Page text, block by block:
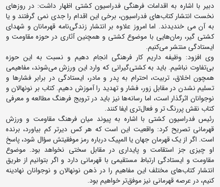
دبیر با اشاره به اقدامات فرهنگی فدراسیون کشتی اظهار داشت: در روزهای
نخست انتشار کتاب‌های فدراسیون، برخی این اقدام را جدی نمی گرفتند و یا
به آن می خندیدند. اما امروز علاوه بر انتشار زندگی‌نامه قهرمانان و شهدای
کشتی گیر، رمان‌هایی با موضوع کشتی و همچنین آثاری در حوزه مقاومت و
ایستادگی منتشر می‌کنیم.
وی افزود: وظیفه داریم کار فرهنگی انجام دهیم و نسبت به این حوزه
بی‌تفاوت نباشیم. باید به کشتی‌گیرانی که وارد این ورزش می‌شوند، مفاهیمی
همچون اخلاق، تربیت، احترام به پدر و مادر، ایستادگی در برابر فشارها و
تسلیم نشدن در مقابل زور، فشار و تهدید را آموزش دهیم. کتاب بر نونهالان و
نوجوانان اثرگذار است، اما رسانه‌ها نیز باید در ترویج فرهنگ مطالعه و معرفی
کتاب نقش پررنگ تر و فعال‌تری ایفا کنند.
رئیس فدراسیون کشتی با اشاره به پیوند میان فرهنگ مقاومت و ورزش
قهرمانی تصریح کرد: واقعیت این است که هر کس دیرتر کم بیاورد، برنده
است. اگر از یک قهرمان جهان یا المپیک درباره رمز موفقیتش سؤال شود، پاسخ
او چیزی جز استقامت و پایداری در مقابل سختی نخواهد بود. موضوع
مقاومت و ایستادگی ارتباط مستقیمی با قهرمانی دارد و اگر بتوانیم از طریق
انتشار کتاب‌های مختلف این مفاهیم را در ذهن نونهالان و نوجوانان نهادینه
کنیم، در عرصه قهرمانی نیز موفق‌تر خواهیم بود.